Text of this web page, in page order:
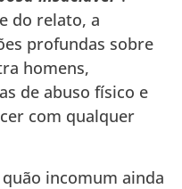
do relato, a
profundas sobre
homens,
de abuso físico e
com qualquer
incomum ainda